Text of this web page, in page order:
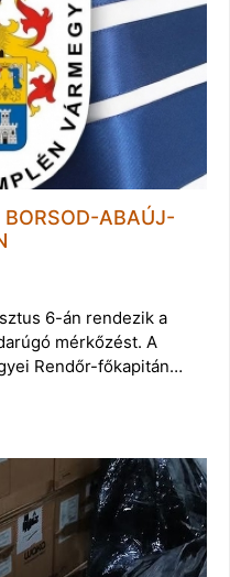
BORSOD-ABAÚJ-
6-án rendezik a
mérkőzést. A
Rendőr-főkapitán…